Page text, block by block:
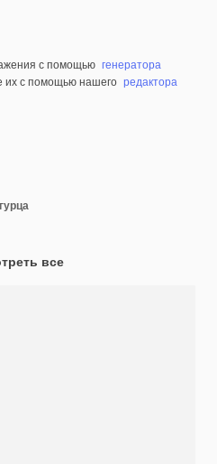
с помощью генератора
их с помощью нашего редактора
все